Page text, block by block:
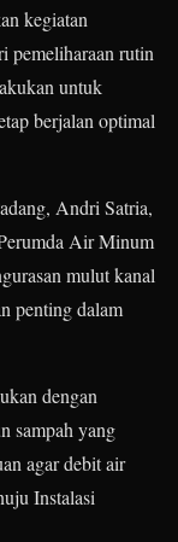
kegiatan
pemeliharaan rutin
untuk
berjalan optimal
Andri Satria,
Air Minum
mulut kanal
penting dalam
dengan
sampah yang
agar debit air
Instalasi